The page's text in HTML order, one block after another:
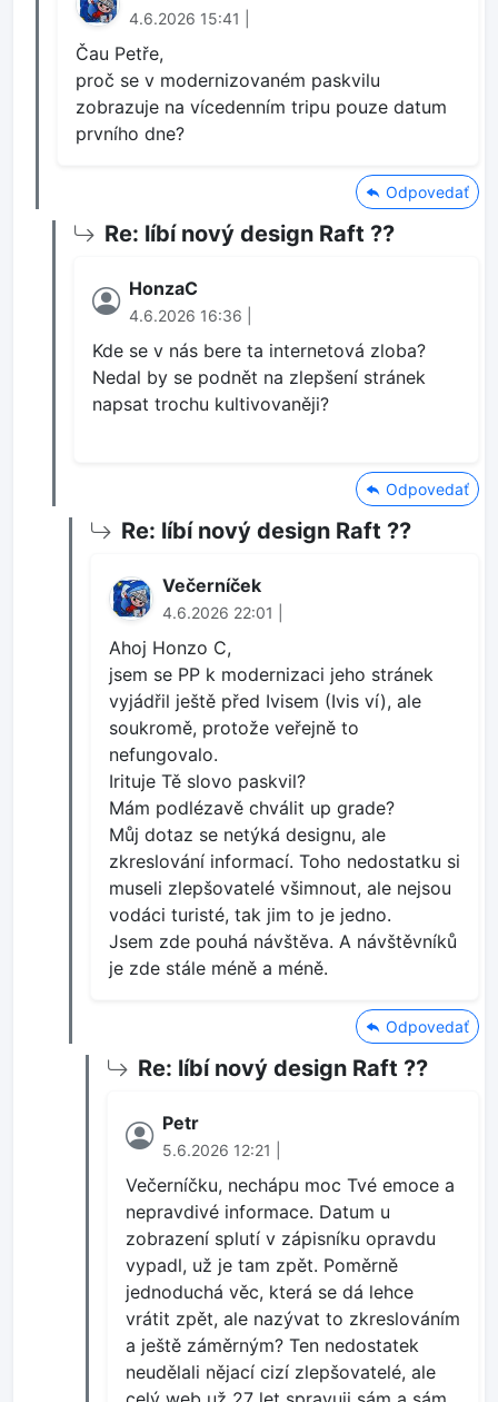
4.6.2026 15:41 |
Čau Petře,
proč se v modernizovaném paskvilu
zobrazuje na vícedenním tripu pouze datum
prvního dne?
Odpovedať
Re: líbí nový design Raft ??
HonzaC
4.6.2026 16:36 |
Kde se v nás bere ta internetová zloba?
Nedal by se podnět na zlepšení stránek
napsat trochu kultivovaněji?
Odpovedať
Re: líbí nový design Raft ??
Večerníček
4.6.2026 22:01 |
Ahoj Honzo C,
jsem se PP k modernizaci jeho stránek
vyjádřil ještě před Ivisem (Ivis ví), ale
soukromě, protože veřejně to
nefungovalo.
Irituje Tě slovo paskvil?
Mám podlézavě chválit up grade?
Můj dotaz se netýká designu, ale
zkreslování informací. Toho nedostatku si
museli zlepšovatelé všimnout, ale nejsou
vodáci turisté, tak jim to je jedno.
Jsem zde pouhá návštěva. A návštěvníků
je zde stále méně a méně.
Odpovedať
Re: líbí nový design Raft ??
Petr
5.6.2026 12:21 |
Večerníčku, nechápu moc Tvé emoce a
nepravdivé informace. Datum u
zobrazení splutí v zápisníku opravdu
vypadl, už je tam zpět. Poměrně
jednoduchá věc, která se dá lehce
vrátit zpět, ale nazývat to zkreslováním
a ještě záměrným? Ten nedostatek
neudělali nějací cizí zlepšovatelé, ale